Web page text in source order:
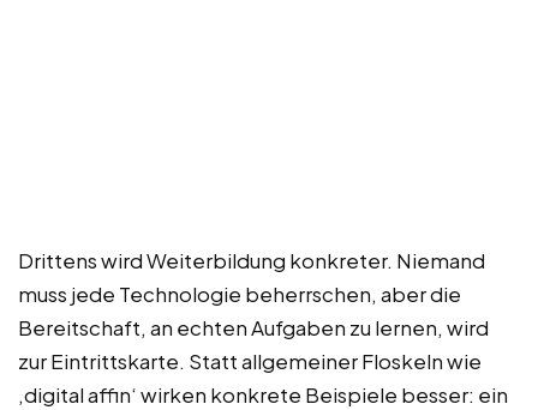
Drittens wird Weiterbildung konkreter. Niemand
muss jede Technologie beherrschen, aber die
Bereitschaft, an echten Aufgaben zu lernen, wird
zur Eintrittskarte. Statt allgemeiner Floskeln wie
‚digital affin‘ wirken konkrete Beispiele besser: ein